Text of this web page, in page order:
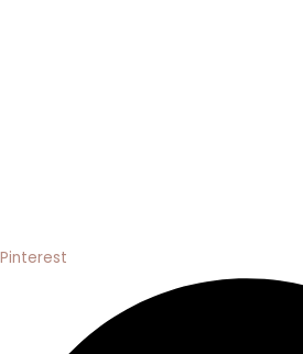
Pinterest